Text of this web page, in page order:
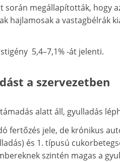
során megállapították, hogy
hajlamosak a vastagbélrák
5,4–7,1% -át jelenti.
a szervezetben
alatt áll, gyulladás
fertőzés jele, de krónikus
és 1. típusú
szintén magas a